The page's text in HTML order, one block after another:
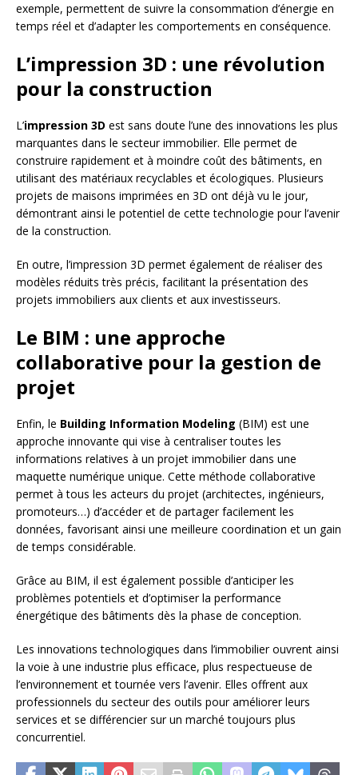
exemple, permettent de suivre la consommation d’énergie en
temps réel et d’adapter les comportements en conséquence.
L’impression 3D : une révolution
pour la construction
L’impression 3D est sans doute l’une des innovations les plus
marquantes dans le secteur immobilier. Elle permet de
construire rapidement et à moindre coût des bâtiments, en
utilisant des matériaux recyclables et écologiques. Plusieurs
projets de maisons imprimées en 3D ont déjà vu le jour,
démontrant ainsi le potentiel de cette technologie pour l’avenir
de la construction.
En outre, l’impression 3D permet également de réaliser des
modèles réduits très précis, facilitant la présentation des
projets immobiliers aux clients et aux investisseurs.
Le BIM : une approche
collaborative pour la gestion de
projet
Enfin, le Building Information Modeling (BIM) est une
approche innovante qui vise à centraliser toutes les
informations relatives à un projet immobilier dans une
maquette numérique unique. Cette méthode collaborative
permet à tous les acteurs du projet (architectes, ingénieurs,
promoteurs…) d’accéder et de partager facilement les
données, favorisant ainsi une meilleure coordination et un gain
de temps considérable.
Grâce au BIM, il est également possible d’anticiper les
problèmes potentiels et d’optimiser la performance
énergétique des bâtiments dès la phase de conception.
Les innovations technologiques dans l’immobilier ouvrent ainsi
la voie à une industrie plus efficace, plus respectueuse de
l’environnement et tournée vers l’avenir. Elles offrent aux
professionnels du secteur des outils pour améliorer leurs
services et se différencier sur un marché toujours plus
concurrentiel.